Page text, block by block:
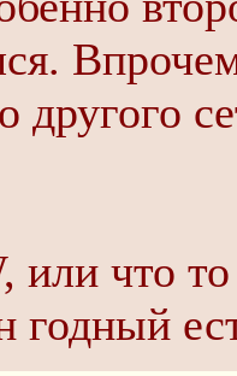
другого
что
годный